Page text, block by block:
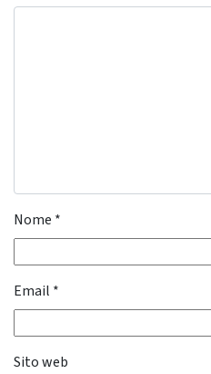
Nome *
Email *
Sito web